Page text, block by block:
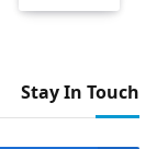
Stay In Touch